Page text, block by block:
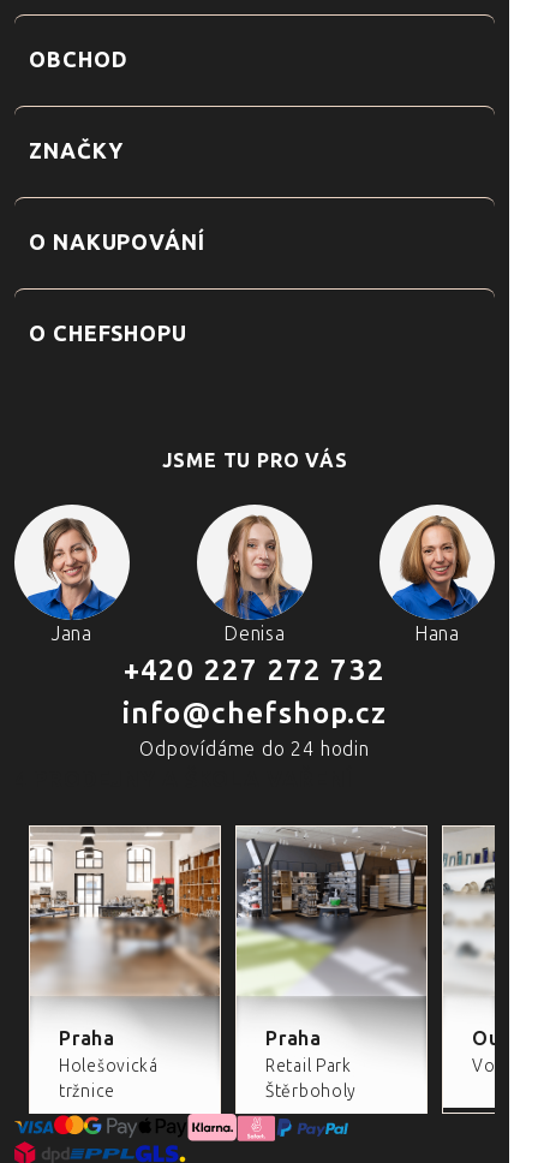
OBCHOD
ZNAČKY
O NAKUPOVÁNÍ
O CHEFSHOPU
JSME TU PRO VÁS
Jana Denisa Hana
+420 227 272 732
info@chefshop.cz
Odpovídáme do 24 hodin
Praha
Holešovická
tržnice
Praha
Retail Park
Štěrboholy
Volta